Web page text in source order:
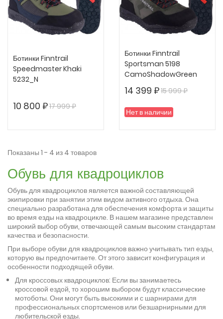
Ботинки Finntrail
Speedmaster Khaki
5232_N
10 800 ₽17 999 ₽
Ботинки Finntrail
Sportsman 5198
CamoShadowGreen
14 399 ₽15 999 ₽
Нет в наличии
Показаны 1 - 4 из 4 товаров
Обувь для квадроциклов
Обувь для квадроциклов является важной составляющей
экипировки при занятии этим видом активного отдыха. Она
специально разработана для обеспечения комфорта и защиты
во время езды на квадроцикле. В нашем магазине представлен
широкий выбор обуви, отвечающей самым высоким стандартам
качества и безопасности.
При выборе обуви для квадроциклов важно учитывать тип езды,
которую вы предпочитаете. От этого зависит конфигурация и
особенности подходящей обуви.
Для кроссовых квадроциклов: Если вы занимаетесь
кроссовой ездой, то хорошим выбором будут классические
мотоботы. Они могут быть высокими и с шарнирами для
профессиональных спортсменов или безшарнирными для
любительской езды.